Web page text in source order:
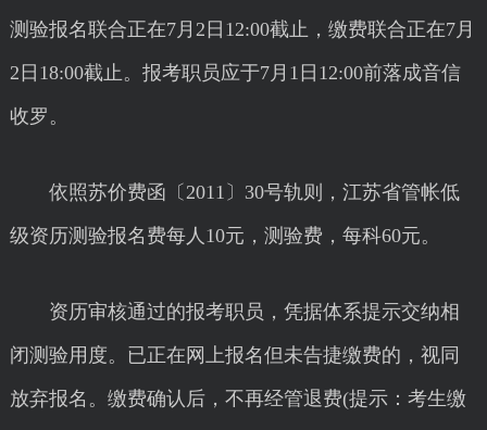
测验报名联合正在7月2日12:00截止，缴费联合正在7月
2日18:00截止。报考职员应于7月1日12:00前落成音信
收罗。
依照苏价费函〔2011〕30号轨则，江苏省管帐低
级资历测验报名费每人10元，测验费，每科60元。
资历审核通过的报考职员，凭据体系提示交纳相
闭测验用度。已正在网上报名但未告捷缴费的，视同
放弃报名。缴费确认后，不再经管退费(提示：考生缴